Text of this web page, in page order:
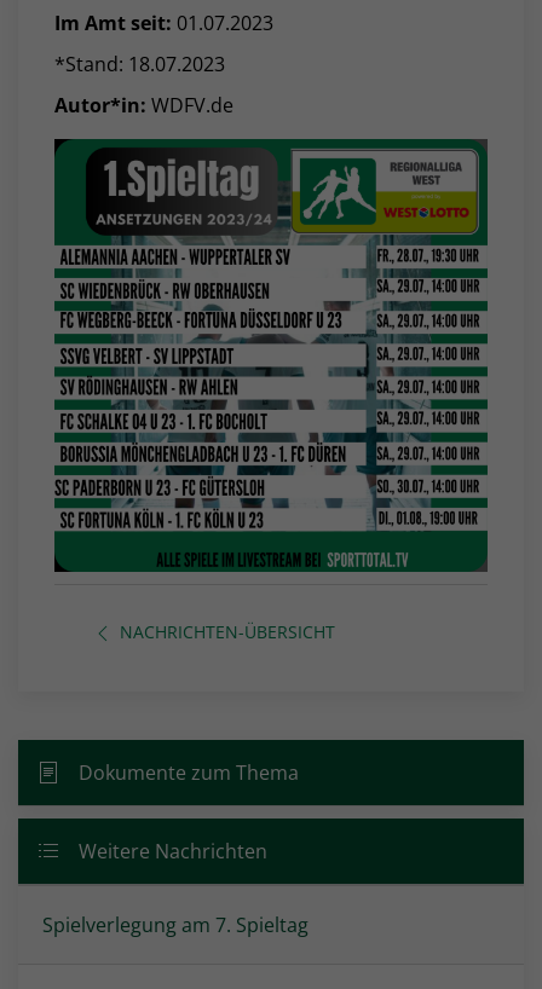
Im Amt seit: 01.07.2023
*Stand: 18.07.2023
Autor*in: WDFV.de
NACHRICHTEN-ÜBERSICHT
Dokumente zum Thema
Weitere Nachrichten
Spielverlegung am 7. Spieltag